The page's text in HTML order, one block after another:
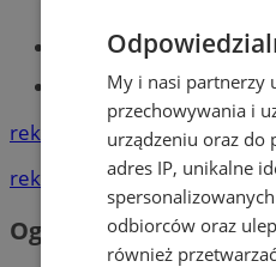
Kursy
Tworzenie
reklama
reklama
Ogłoszenia
My i nasi partnerzy
przechowywania i
urządzeniu oraz do
adres IP, unikalne
odbiorców oraz
również